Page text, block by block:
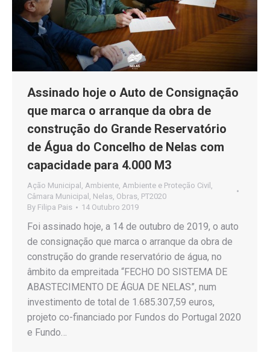
Assinado hoje o Auto de Consignação
que marca o arranque da obra de
construção do Grande Reservatório
de Água do Concelho de Nelas com
capacidade para 4.000 M3
Ação Municipal , Ambiente, Ambiente e Proteção Civil ,
Câmara Municipal , Nelas, Obras, PT2020
By Filipa Pais 14 Outubro 2019
Foi assinado hoje, a 14 de outubro de 2019, o auto
de consignação que marca o arranque da obra de
construção do grande reservatório de água, no
âmbito da empreitada “FECHO DO SISTEMA DE
ABASTECIMENTO DE ÁGUA DE NELAS”, num
investimento de total de 1.685.307,59 euros,
projeto co-financiado por Fundos do Portugal 2020
e Fundo…